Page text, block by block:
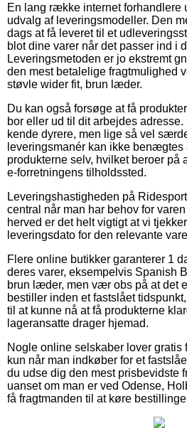
En lang række internet forhandlere
udvalg af leveringsmodeller. Den
dags at få leveret til et
blot dine varer når det passer ind i
Leveringsmetoden er jo ekstremt
den mest betalelige fragtmulighed
støvle wider fit, brun læder.
Du kan også forsøge at få
bor eller ud til dit arbejdes
kende dyrere, men lige så vel
leveringsmanér kan ikke
produkterne selv, hvilket beroer
e-forretningens tilholdssted.
Leveringshastigheden på
central når man har behov for
herved er det helt vigtigt at vi
leveringsdato for den relevante
Flere online butikker garanterer 1
deres varer, eksempelvis Spanish
brun læder, men vær obs på at det
bestiller inden et fastslået
til at kunne nå at få produkterne
lageransatte drager hjemad.
Nogle online selskaber lover gratis
kun når man indkøber for et
du udse dig den mest prisbevidste
uanset om man er ved Odense,
få fragtmanden til at køre